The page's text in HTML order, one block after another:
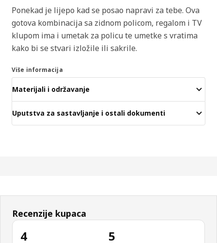
Ponekad je lijepo kad se posao napravi za tebe. Ova
gotova kombinacija sa zidnom policom, regalom i TV
klupom ima i umetak za policu te umetke s vratima
kako bi se stvari izložile ili sakrile.
Više informacija
Materijali i održavanje
Uputstva za sastavljanje i ostali dokumenti
Recenzije kupaca
4 5